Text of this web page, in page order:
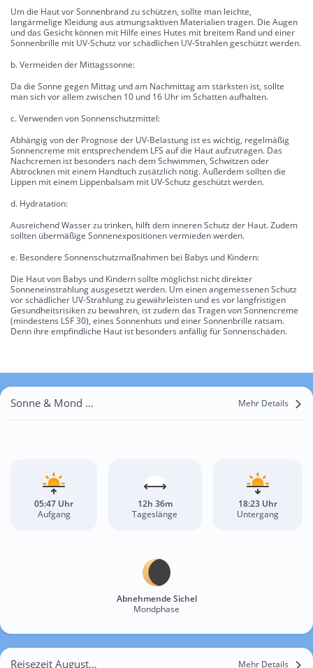
Um die Haut vor Sonnenbrand zu schützen, sollte man leichte,
langärmelige Kleidung aus atmungsaktiven Materialien tragen. Die Augen
und das Gesicht können mit Hilfe eines Hutes mit breitem Rand und einer
Sonnenbrille mit UV-Schutz vor schädlichen UV-Strahlen geschützt werden.
b. Vermeiden der Mittagssonne:
Da die Sonne gegen Mittag und am Nachmittag am stärksten ist, sollte
man sich vor allem zwischen 10 und 16 Uhr im Schatten aufhalten.
c. Verwenden von Sonnenschutzmittel:
Abhängig von der Prognose der UV-Belastung ist es wichtig, regelmäßig
Sonnencreme mit entsprechendem LFS auf die Haut aufzutragen. Das
Nachcremen ist besonders nach dem Schwimmen, Schwitzen oder
Abtrocknen mit einem Handtuch zusätzlich nötig. Außerdem sollten die
Lippen mit einem Lippenbalsam mit UV-Schutz geschützt werden.
d. Hydratation:
Ausreichend Wasser zu trinken, hilft dem inneren Schutz der Haut. Zudem
sollten übermäßige Sonnenexpositionen vermieden werden.
e. Besondere Sonnenschutzmaßnahmen bei Babys und Kindern:
Die Haut von Babys und Kindern sollte möglichst nicht direkter
Sonneneinstrahlung ausgesetzt werden. Um einen angemessenen Schutz
vor schädlicher UV-Strahlung zu gewährleisten und es vor langfristigen
Gesundheitsrisiken zu bewahren, ist zudem das Tragen von Sonnencreme
(mindestens LSF 30), eines Sonnenhuts und einer Sonnenbrille ratsam.
Denn ihre empfindliche Haut ist besonders anfällig für Sonnenschäden.
Sonne & Mond Ardébé Mehr Details
05:47 Uhr
Aufgang
12h 36m
Tageslänge
18:23 Uhr
Untergang
Abnehmende Sichel
Mondphase
Reisezeit August für Ardébé Mehr Details